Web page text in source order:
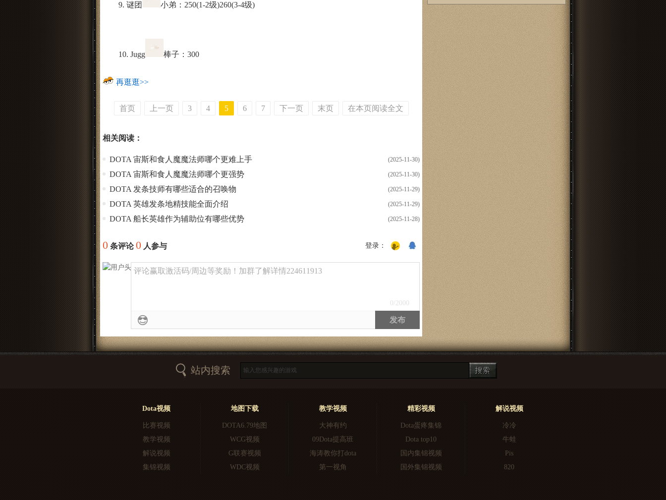
9. 谜团 小弟：250(1-2级)260(3-4级)
10. Jugg 棒子：300
再逛逛>>
首页 上一页 3 4 5 6 7 下一页 末页 在本页阅读全文
相关阅读：
(2025-11-30)
DOTA 宙斯和食人魔魔法师哪个更难上手
(2025-11-30)
DOTA 宙斯和食人魔魔法师哪个更强势
(2025-11-29)
DOTA 发条技师有哪些适合的召唤物
(2025-11-29)
DOTA 英雄发条地精技能全面介绍
(2025-11-28)
DOTA 船长英雄作为辅助位有哪些优势
0 条评论0 人参与 登录：
评论赢取激活码/周边等奖励！加群了解详情224611913
0 /2000
发布
站内搜索
Dota视频
比赛视频
教学视频
解说视频
集锦视频
地图下载
DOTA6.79地图
WCG视频
G联赛视频
WDC视频
教学视频
大神有约
09Dota提高班
海涛教你打dota
第一视角
精彩视频
Dota蛋疼集锦
Dota top10
国内集锦视频
国外集锦视频
解说视频
冷冷
牛蛙
Pis
820